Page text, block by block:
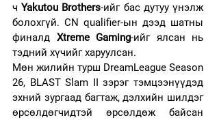
ч Yakutou Brothers-ийг бас дутуу үнэлж
болохгүй. CN qualifier-ын дээд шатны
финалд Xtreme Gaming-ийг ялсан нь
тэдний хүчийг харуулсан.
Мөн жилийн турш DreamLeague Season
26, BLAST Slam II зэрэг тэмцээнүүдэд
эхний зургаад багтаж, дэлхийн шилдэг
өрсөлдөгчидтэй өрсөлдөж байсан